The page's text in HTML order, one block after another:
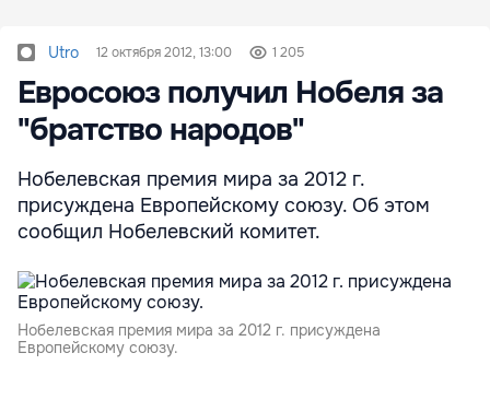
Utro 12 октября 2012, 13:00 1 205
Евросоюз получил Нобеля за
"братство народов"
Нобелевская премия мира за 2012 г.
присуждена Европейскому союзу. Об этом
сообщил Нобелевский комитет.
Нобелевская премия мира за 2012 г. присуждена
Европейскому союзу.